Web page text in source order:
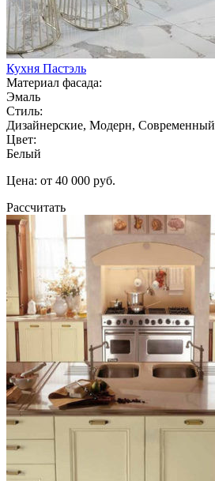
Кухня Пастэль
Материал фасада:
Эмаль
Стиль:
Дизайнерские, Модерн, Современный
Цвет:
Белый
Цена: от 40 000 руб.
Рассчитать